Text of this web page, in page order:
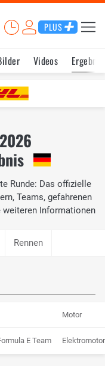
PLUS
Videos
Runde: Das offizielle
Teams, gefahrenen
weiteren Informationen
Rennen
Motor
E Team Elektromotor